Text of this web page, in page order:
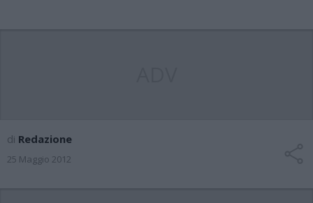
di Redazione
25 Maggio 2012